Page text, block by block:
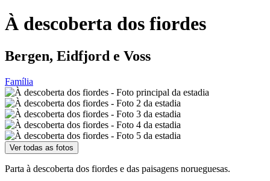
À descoberta dos fiordes
Bergen, Eidfjord e Voss
Família
Ver todas as fotos
Parta à descoberta dos fiordes e das paisagens norueguesas.